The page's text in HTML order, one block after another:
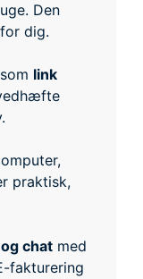
Den
dig.
link
praktisk,
chat med
fakturering